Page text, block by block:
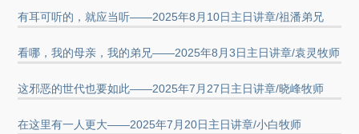
有耳可听的，就应当听——2025年8月10日主日讲章/祖潘弟兄
看哪，我的母亲，我的弟兄——2025年8月3日主日讲章/袁灵牧师
这邪恶的世代也要如此——2025年7月27日主日讲章/晓峰牧师
在这里有一人更大——2025年7月20日主日讲章/小白牧师